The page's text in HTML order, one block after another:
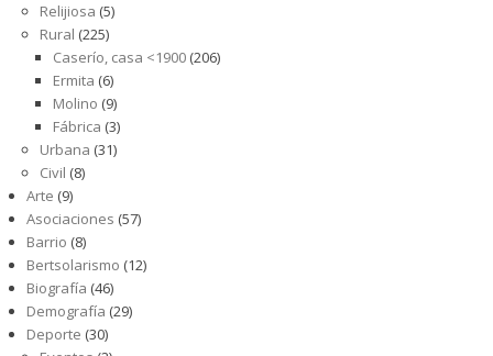
Relijiosa (5)
Rural (225)
Caserío, casa <1900 (206)
Ermita (6)
Molino (9)
Fábrica (3)
Urbana (31)
Civil (8)
Arte (9)
Asociaciones (57)
Barrio (8)
Bertsolarismo (12)
Biografía (46)
Demografía (29)
Deporte (30)